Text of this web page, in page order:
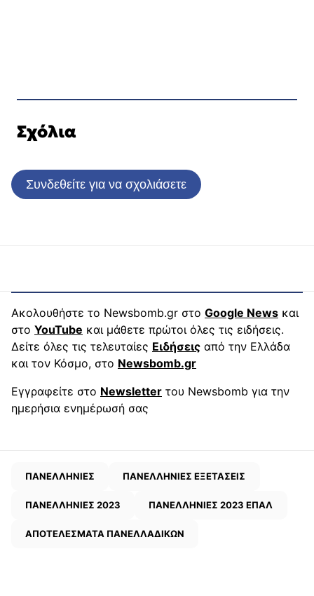
Σχόλια
Συνδεθείτε για να σχολιάσετε
Ακολουθήστε το Newsbomb.gr στο Google News και
στο YouTube και μάθετε πρώτοι όλες τις ειδήσεις.
Δείτε όλες τις τελευταίες Ειδήσεις από την Ελλάδα
και τον Κόσμο, στο Newsbomb.gr
Εγγραφείτε στο Newsletter του Newsbomb για την
ημερήσια ενημέρωσή σας
ΠΑΝΕΛΛΗΝΙΕΣ ΠΑΝΕΛΛΗΝΙΕΣ ΕΞΕΤΑΣΕΙΣ
ΠΑΝΕΛΛΗΝΙΕΣ 2023 ΠΑΝΕΛΛΗΝΙΕΣ 2023 ΕΠΑΛ
ΑΠΟΤΕΛΕΣΜΑΤΑ ΠΑΝΕΛΛΑΔΙΚΩΝ